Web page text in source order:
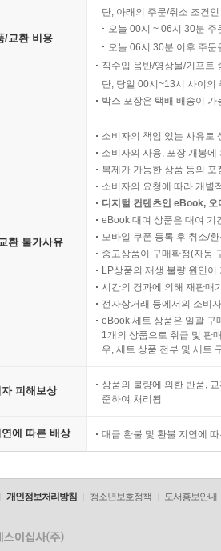
/교환 비용
단, 아래의 주문/취소 조건
오늘 00시 ~ 06시 30분
오늘 06시 30분 이후 주
직수입 음반/영상물/기프트
단, 당일 00시~13시 사이의
박스 포장은 택배 배송이
환 불가사유
소비자의 책임 있는 사유로
소비자의 사용, 포장 개봉
복제가 가능한 상품 등의
소비자의 요청에 따라 개별
디지털 컨텐츠인 eBook,
eBook 대여 상품은 대여 기
모바일 쿠폰 등록 후 취소/
중고상품이 구매확정(자동
LP상품의 재생 불량 원인
시간의 경과에 의해 재판매
전자상거래 등에서의 소비
eBook 세트 상품은 일괄 구
1개의 상품으로 취급 및 판
우, 세트 상품 전부 및 세트
자 피해보상
상품의 불량에 의한 반품,
준하여 처리됨
에 따른 배상 대금 환불 및 환불 지연에
개인정보처리방침 청소년보호정책 도서홍보안내